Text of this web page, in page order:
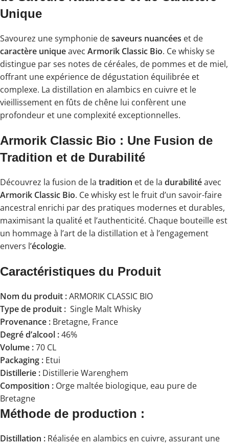
Unique
Savourez une symphonie desaveurs nuancées et de
caractère uniqueavec Armorik Classic Bio. Ce whisky se
distingue par ses notes de céréales, de pommes et de miel,
offrant une expérience de dégustation équilibrée et
complexe. La distillation en alambics en cuivre et le
vieillissement en fûts de chêne lui confèrent une
profondeur et une complexité exceptionnelles.
Armorik Classic Bio : Une Fusion de
Tradition et de Durabilité
Découvrez la fusion de la tradition et de la durabilitéavec
Armorik Classic Bio. Ce whisky est le fruit d’un savoir-faire
ancestral enrichi par des pratiques modernes et durables,
maximisant la qualité et l’authenticité. Chaque bouteille est
un hommage à l’art de la distillation et à l’engagement
envers l’écologie.
Caractéristiques du Produit
Nom du produit :ARMORIK CLASSIC BIO
Type de produit : Single Malt Whisky
Provenance : Bretagne, France
Degré d’alcool :46%
Volume :70 CL
Packaging : Etui
Distillerie : Distillerie Warenghem
Composition : Orge maltée biologique, eau pure de
Bretagne
Méthode de production :
Distillation : Réalisée en alambics en cuivre, assurant une